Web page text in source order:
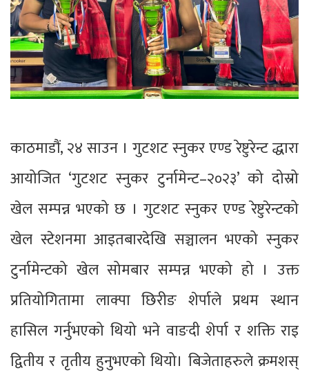
काठमाडौं, २४ साउन । गुटशट स्नुकर एण्ड रेष्टुरेन्ट द्धारा
आयोजित ‘गुटशट स्नुकर टुर्नामेन्ट–२०२३’ को दोस्रो
खेल सम्पन्न भएको छ । गुटशट स्नुकर एण्ड रेष्टुरेन्टको
खेल स्टेशनमा आइतबारदेखि सञ्चालन भएको स्नुकर
टुर्नामेन्टको खेल सोमबार सम्पन्न भएको हो । उक्त
प्रतियोगितामा लाक्पा छिरीङ शेर्पाले प्रथम स्थान
हासिल गर्नुभएको थियो भने वाङदी शेर्पा र शक्ति राइ
द्वितीय र तृतीय हुनुभएको थियो। बिजेताहरुले क्रमशस्